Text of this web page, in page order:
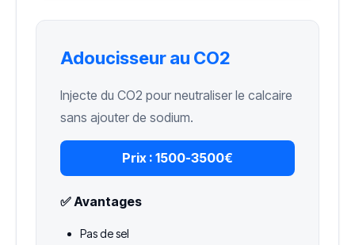
Adoucisseur au CO2
Injecte du CO2 pour neutraliser le calcaire
sans ajouter de sodium.
Prix : 1500-3500€
✅ Avantages
Pas de sel